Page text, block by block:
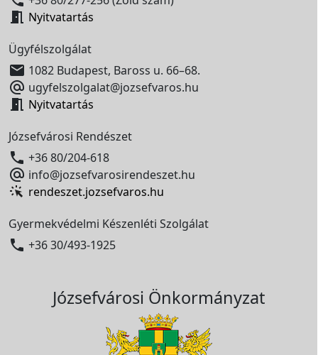
 Nyitvatartás
Ügyfélszolgálat
 1082 Budapest, Baross u. 66–68.
 ugyfelszolgalat@jozsefvaros.hu
 Nyitvatartás
Józsefvárosi Rendészet
 +36 80/204-618
 info@jozsefvarosirendeszet.hu
rendeszet.jozsefvaros.hu
Gyermekvédelmi Készenléti Szolgálat
 +36 30/493-1925
Józsefvárosi Önkormányzat